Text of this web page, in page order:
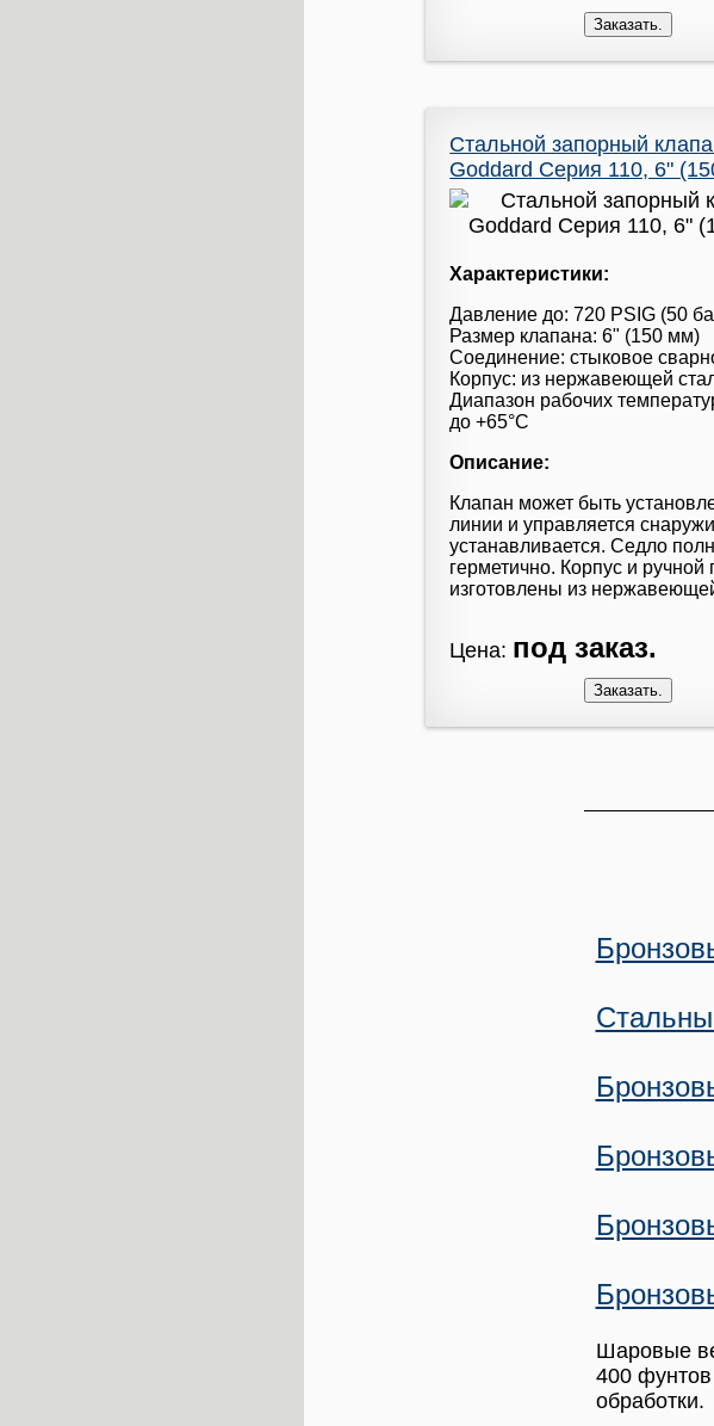
Стальной запорный
Goddard Серия 110, 6"
Характеристики:
Давление до: 720 PSIG (50
Размер клапана: 6" (150 мм)
Соединение: стыковое
Корпус: из нержавеющей
Диапазон рабочих
до +65°С
Описание:
Клапан может быть
линии и управляется
устанавливается. Седло
герметично. Корпус и ручной
изготовлены из
Цена: под заказ.
Шаровые
400
обработки.